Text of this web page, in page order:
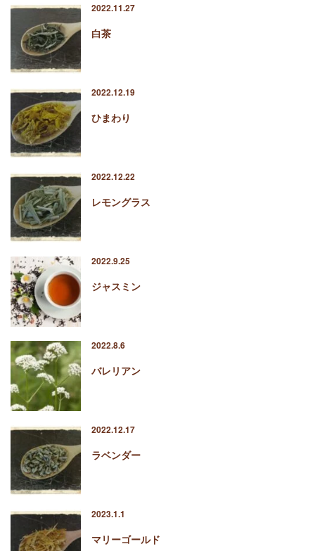
2022.11.27
白茶
2022.12.19
ひまわり
2022.12.22
レモングラス
2022.9.25
ジャスミン
2022.8.6
バレリアン
2022.12.17
ラベンダー
2023.1.1
マリーゴールド